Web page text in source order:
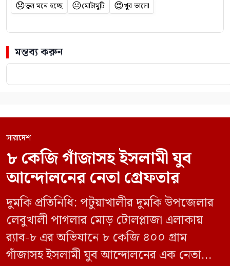
😞ভুল মনে হচ্ছে 😐মোটামুটি 😍খুব ভালো
মন্তব্য করুন
সারাদেশ
৮ কেজি গাঁজাসহ ইসলামী যুব
আন্দোলনের নেতা গ্রেফতার
দুমকি প্রতিনিধি: পটুয়াখালীর দুমকি উপজেলার
লেবুখালী পাগলার মোড় টোলপ্লাজা এলাকায়
র‍্যাব-৮ এর অভিযানে ৮ কেজি ৪০০ গ্রাম
গাঁজাসহ ইসলামী যুব আন্দোলনের এক নেতাকে